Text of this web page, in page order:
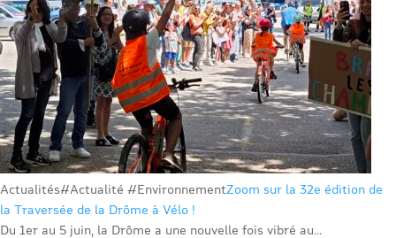
Actualités#Actualité #EnvironnementZoom sur la 32e édition de
la Traversée de la Drôme à Vélo !
Du 1er au 5 juin, la Drôme a une nouvelle fois vibré au...